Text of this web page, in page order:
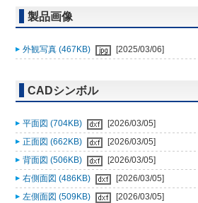
製品画像
外観写真 (467KB) [2025/03/06]
CADシンボル
平面図 (704KB)
[2026/03/05]
正面図 (662KB)
[2026/03/05]
背面図 (506KB)
[2026/03/05]
右側面図 (486KB)
[2026/03/05]
左側面図 (509KB)
[2026/03/05]